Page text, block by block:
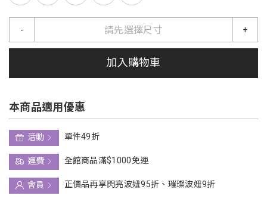
請先選擇尺寸
- +
加入購物車
本商品適用優惠
活動
單件49折
運費
全館商品滿$1000免運
會員
正價品再享閃亮波妞95折、璀璨波妞9折